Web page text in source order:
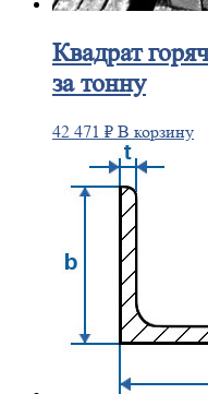
Квадрат
за тонну
42 471 ₽ В корзину